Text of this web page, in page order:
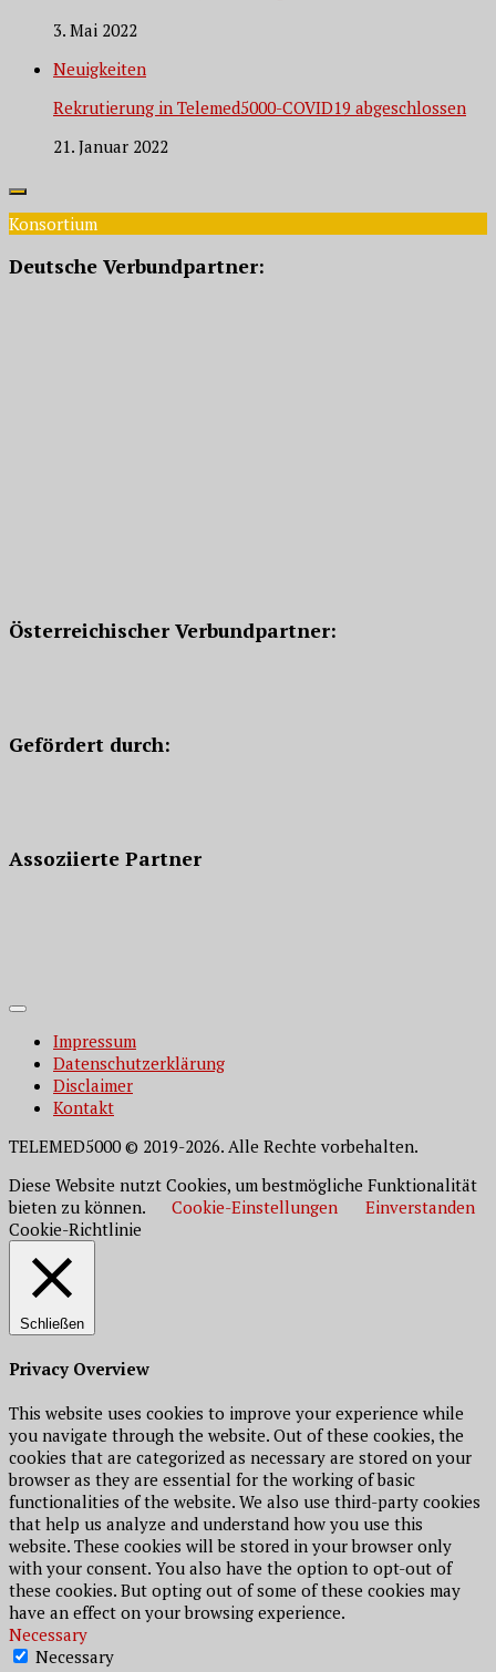
3. Mai 2022
Neuigkeiten
Rekrutierung in Telemed5000-COVID19 abgeschlossen
21. Januar 2022
Konsortium
Deutsche Verbundpartner:
Österreichischer Verbundpartner:
Gefördert durch:
Assoziierte Partner
Impressum
Datenschutzerklärung
Disclaimer
Kontakt
TELEMED5000 © 2019-2026. Alle Rechte vorbehalten.
Diese Website nutzt Cookies, um bestmögliche Funktionalität
bieten zu können.
Cookie-Einstellungen
Einverstanden
Cookie-Richtlinie
Schließen
Privacy Overview
This website uses cookies to improve your experience while
you navigate through the website. Out of these cookies, the
cookies that are categorized as necessary are stored on your
browser as they are essential for the working of basic
functionalities of the website. We also use third-party cookies
that help us analyze and understand how you use this
website. These cookies will be stored in your browser only
with your consent. You also have the option to opt-out of
these cookies. But opting out of some of these cookies may
have an effect on your browsing experience.
Necessary
Necessary